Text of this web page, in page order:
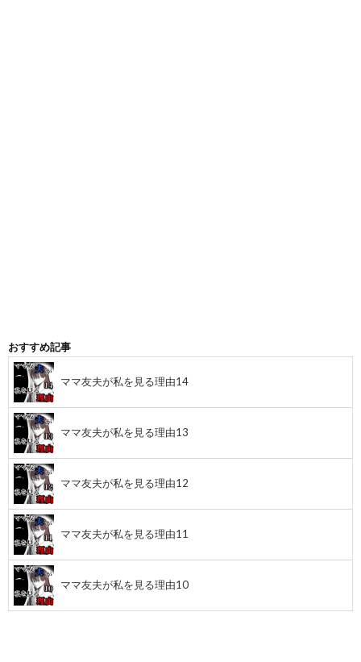
おすすめ記事
ママ友夫が私を見る理由14
ママ友夫が私を見る理由13
ママ友夫が私を見る理由12
ママ友夫が私を見る理由11
ママ友夫が私を見る理由10